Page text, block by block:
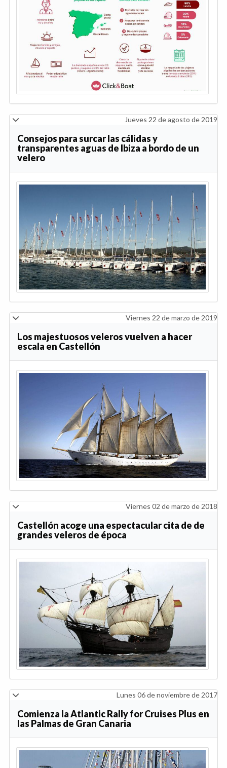
Jueves 22 de agosto de 2019
Consejos para surcar las cálidas y
transparentes aguas de Ibiza a bordo de un
velero
Viernes 22 de marzo de 2019
Los majestuosos veleros vuelven a hacer
escala en Castellón
Viernes 02 de marzo de 2018
Castellón acoge una espectacular cita de de
grandes veleros de época
Lunes 06 de noviembre de 2017
Comienza la Atlantic Rally for Cruises Plus en
las Palmas de Gran Canaria